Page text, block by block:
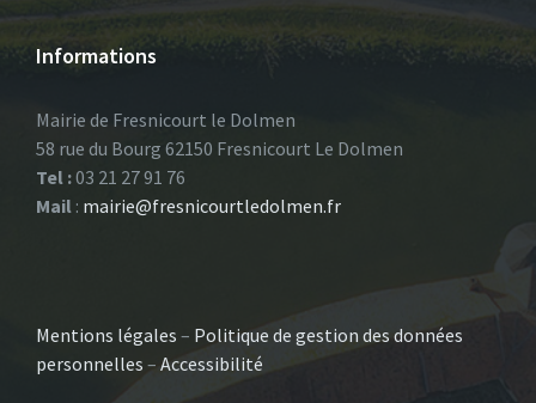
Informations
Mairie de Fresnicourt le Dolmen
58 rue du Bourg 62150 Fresnicourt Le Dolmen
Tel :03 21 27 91 76
Mail : mairie@fresnicourtledolmen.fr
Mentions légales – Politique de gestion des données
personnelles – Accessibilité